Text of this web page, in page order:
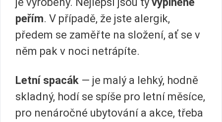
peřím. V případě, že jste alergik,
předem se zaměřte na složení, ať se v
něm pak v noci netrápíte.
Letní spacák — je malý a lehký, hodně
skladný, hodí se spíše pro letní měsíce,
pro nenáročné ubytování a akce, třeba